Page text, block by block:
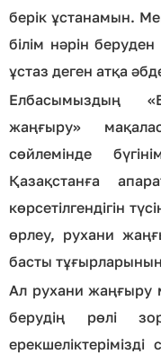
берік ұстанамын.
білім нәрін
ұстаз деген атқа
Елбасымыздың
жаңғыру»
сөйлемінде
Қазақстанға
көрсетілгендігін
өрлеу, рухани
басты тұғырларының
Ал рухани жаңғыру
берудің рөлі